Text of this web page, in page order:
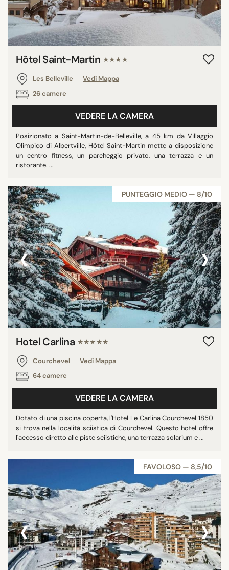
Hôtel Saint-Martin ★★★★
Les Belleville
Vedi Mappa
26 camere
VEDERE LA CAMERA
Posizionato a Saint-Martin-de-Belleville, a 45 km da Villaggio
Olimpico di Albertville, Hôtel Saint-Martin mette a disposizione
un centro fitness, un parcheggio privato, una terrazza e un
ristorante. ...
PUNTEGGIO MEDIO — 8/10
‹ ›
Hotel Carlina ★★★★★
Courchevel
Vedi Mappa
64 camere
VEDERE LA CAMERA
Dotato di una piscina coperta, l'Hotel Le Carlina Courchevel 1850
si trova nella località sciistica di Courchevel. Questo hotel offre
l'accesso diretto alle piste sciistiche, una terrazza solarium e ...
FAVOLOSO — 8,5/10
‹ ›